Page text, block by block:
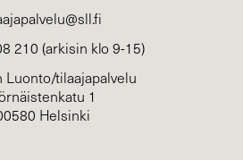
210 (arkisin klo 9-15)
Luonto/tilaajapalvelu
1
Helsinki